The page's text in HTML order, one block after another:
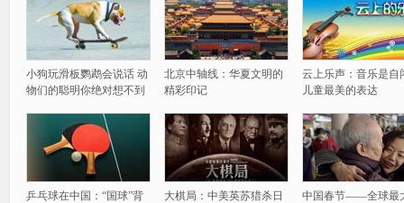
小狗玩滑板鹦鹉会说话 动
物们的聪明你绝对想不到
北京中轴线：华夏文明的
精彩印记
云上乐声：音乐是自
儿童最美的表达
乒乓球在中国：“国球”背
大棋局：中美英苏猎杀日
中国春节——全球最